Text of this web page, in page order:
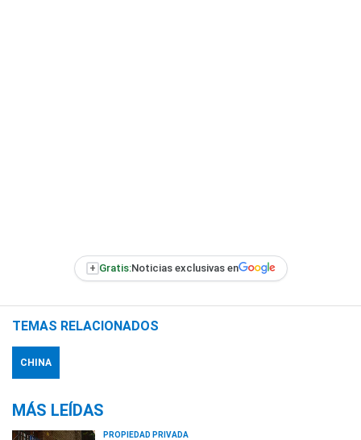
+ Gratis:Noticias exclusivas en
TEMAS RELACIONADOS
CHINA
MÁS LEÍDAS
PROPIEDAD PRIVADA